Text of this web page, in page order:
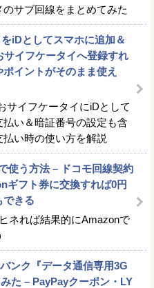
サブ回線をまとめてみた
iDとしてスマホに追加＆
サイフケータイへ登録すれ
イントがそのまま使え
サイフケータイにiDとして
い＆暗証番号の設定も含
い時の使い方を解説
使う方法 – ドコモ回線契約
ギフト券に交換すれば0円
できる
ネれば結果的にAmazonで
ンク『データ通信専用3G
た – PayPayクーポン・LY